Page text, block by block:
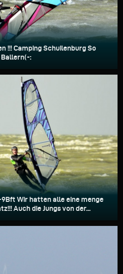
!!! Camping Schuilenburg So
:
9Bft Wir hatten alle eine menge
Auch die Jungs von der...